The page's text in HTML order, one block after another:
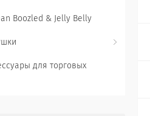
Boozled & Jelly Belly
для торговых